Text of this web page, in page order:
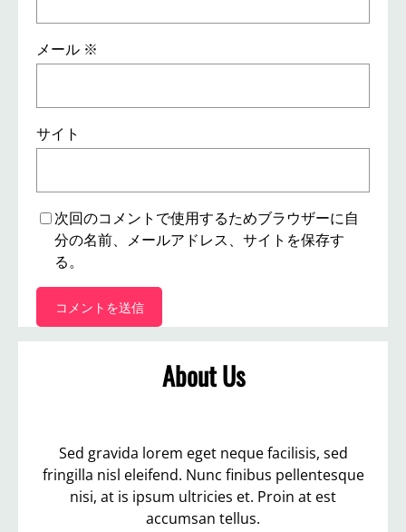
メール ※
サイト
次回のコメントで使用するためブラウザーに自
分の名前、メールアドレス、サイトを保存す
る。
About Us
Sed gravida lorem eget neque facilisis, sed
fringilla nisl eleifend. Nunc finibus pellentesque
nisi, at is ipsum ultricies et. Proin at est
accumsan tellus.